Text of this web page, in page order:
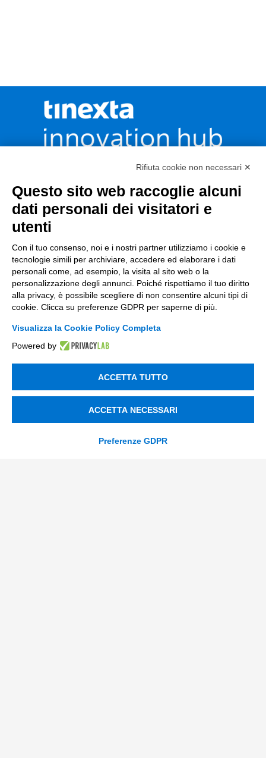
Incentivi e Bandi
Incentivi per le imprese
Bandi
Fondi Europei
Consulenza
ESG
Innovazione di prodotto e processo
Rifiuta cookie non necessari ✕
Questo sito web raccoglie alcuni
dati personali dei visitatori e
utenti
Con il tuo consenso, noi e i nostri partner utilizziamo i cookie e
tecnologie simili per archiviare, accedere ed elaborare i dati
personali come, ad esempio, la visita al sito web o la
personalizzazione degli annunci. Poiché rispettiamo il tuo diritto
alla privacy, è possibile scegliere di non consentire alcuni tipi di
cookie. Clicca su preferenze GDPR per saperne di più.
Visualizza la Cookie Policy Completa
Powered by
ACCETTA TUTTO
ACCETTA NECESSARI
Preferenze GDPR